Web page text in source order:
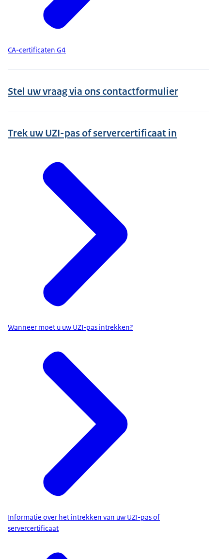
CA-certificaten G4
Stel uw vraag via ons contactformulier
Trek uw UZI-pas of servercertificaat in
Wanneer moet u uw UZI-pas intrekken?
Informatie over het intrekken van uw UZI-pas of
servercertificaat